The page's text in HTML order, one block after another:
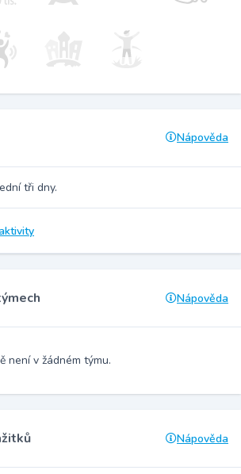
Nápověda
tři dny.
Nápověda
není v žádném týmu.
Nápověda